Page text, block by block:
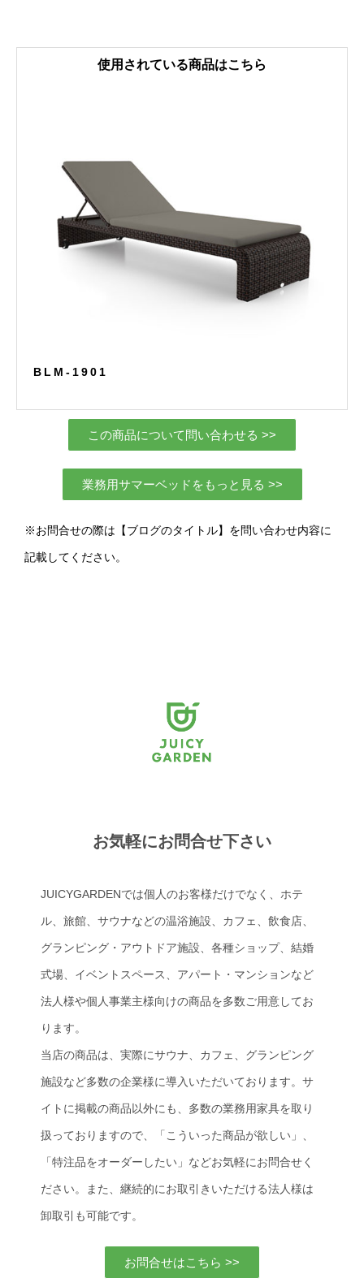
使用されている商品はこちら
BLM-1901
この商品について問い合わせる >>
業務用サマーベッドをもっと見る >>
※お問合せの際は【ブログのタイトル】を問い合わせ内容に
記載してください。
お気軽にお問合せ下さい
JUICYGARDENでは個人のお客様だけでなく、ホテ
ル、旅館、サウナなどの温浴施設、カフェ、飲食店、
グランピング・アウトドア施設、各種ショップ、結婚
式場、イベントスペース、アパート・マンションなど
法人様や個人事業主様向けの商品を多数ご用意してお
ります。
当店の商品は、実際にサウナ、カフェ、グランピング
施設など多数の企業様に導入いただいております。サ
イトに掲載の商品以外にも、多数の業務用家具を取り
扱っておりますので、「こういった商品が欲しい」、
「特注品をオーダーしたい」などお気軽にお問合せく
ださい。また、継続的にお取引きいただける法人様は
卸取引も可能です。
お問合せはこちら >>